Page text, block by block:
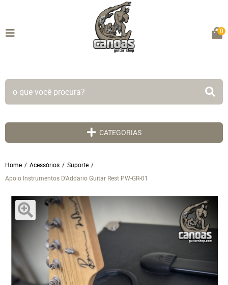
TODO SITE EM ATÉ 5X SEM JUROS!
0
CATEGORIAS
Home Acessórios
Suporte
Apoio Instrumentos D'Addario Guitar Rest PW-GR-01